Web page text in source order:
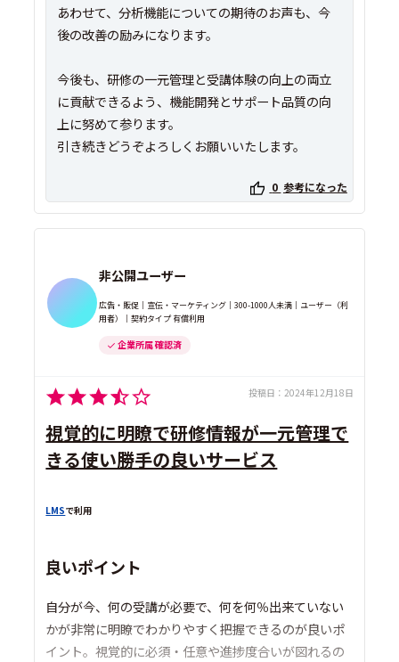
あわせて、分析機能についての期待のお声も、今
後の改善の励みになります。
今後も、研修の一元管理と受講体験の向上の両立
に貢献できるよう、機能開発とサポート品質の向
上に努めて参ります。
引き続きどうぞよろしくお願いいたします。
0 参考になった
非公開ユーザー
広告・販促｜宣伝・マーケティング｜300-1000人未満｜ユーザー（利
用者）｜契約タイプ 有償利用
企業所属 確認済
投稿日： 2024年12月18日
視覚的に明瞭で研修情報が一元管理で
きる使い勝手の良いサービス
LMSで利用
良いポイント
自分が今、何の受講が必要で、何を何％出来ていない
かが非常に明瞭でわかりやすく把握できるのが良いポ
イント。視覚的に必須・任意や進捗度合いが図れるの